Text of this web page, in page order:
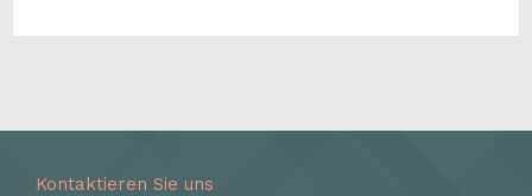
Kontaktieren Sie uns